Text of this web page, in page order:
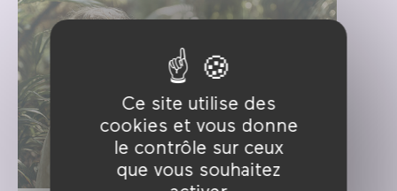
Ce site utilise des
cookies et vous donne
le contrôle sur ceux
que vous souhaitez